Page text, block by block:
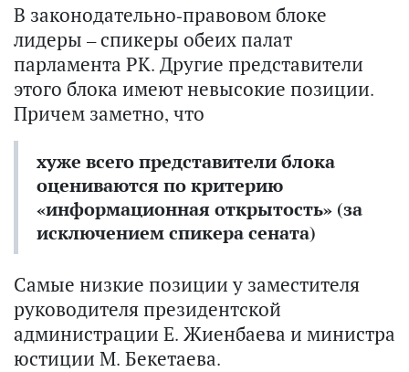
В законодательно-правовом блоке
лидеры – спикеры обеих палат
парламента РК. Другие представители
этого блока имеют невысокие позиции.
Причем заметно, что
хуже всего представители блока
оцениваются по критерию
«информационная открытость» (за
исключением спикера сената)
Самые низкие позиции у заместителя
руководителя президентской
администрации Е. Жиенбаева и министра
юстиции М. Бекетаева.